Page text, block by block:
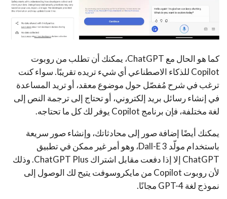
كما هو الحال مع ChatGPT، يمكنك أن تطلب من روبوت
Copilot للذكاء الاصطناعي أي شيء تريده تقريبًا. سواء كنت
ترغب في شرح مُفصّل حول موضوع معقد، أو تريد المساعدة
في إنشاء رسائل بريد إلكتروني، أو تحتاج إلى ترجمة النص إلى
لغة مختلفة، فإن برنامج Copilot يوفر لك كل ما تحتاجه.
يمكنك أيضًا إضافة صور إلى محادثاتك، وإنشاء صور سريعة
باستخدام مولّد Dall-E 3، وهو أمر غير ممكن في تطبيق
ChatGPT إلا إذا دفعت مقابل اشتراك ChatGPT Plus. وذلك
لأن روبوت Copilot من مايكروسوفت يتيح لك الوصول إلى
نموذج لغة GPT-4 مجانًا.